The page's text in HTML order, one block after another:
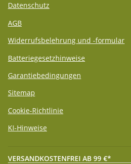
Datenschutz
AGB
Widerrufsbelehrung und -formular
Batteriegesetzhinweise
Garantiebedingungen
Sitemap
Cookie-Richtlinie
KI-Hinweise
VERSANDKOSTENFREI AB 99 €*